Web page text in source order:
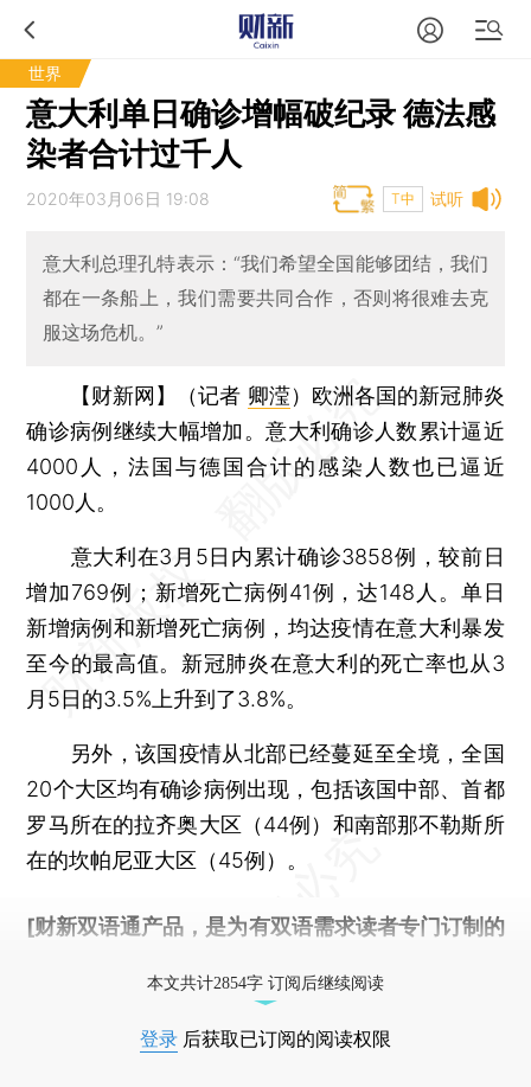
世界
意大利单日确诊增幅破纪录 德法感
染者合计过千人
试听
2020年03月06日 19:08 T中
意大利总理孔特表示：“我们希望全国能够团结，我们
都在一条船上，我们需要共同合作，否则将很难去克
服这场危机。”
【财新网】（记者 卿滢） 欧洲各国的新冠肺炎
确诊病例继续大幅增加。意大利确诊人数累计逼近
4000人，法国与德国合计的感染人数也已逼近
1000人。
意大利在3月5日内累计确诊3858例，较前日
增加769例；新增死亡病例41例，达148人。单日
新增病例和新增死亡病例，均达疫情在意大利暴发
至今的最高值。新冠肺炎在意大利的死亡率也从3
月5日的3.5%上升到了3.8%。
另外，该国疫情从北部已经蔓延至全境，全国
20个大区均有确诊病例出现，包括该国中部、首都
罗马所在的拉齐奥大区（44例）和南部那不勒斯所
在的坎帕尼亚大区（45例）。
[财新双语通产品，是为有双语需求读者专门订制的
本文共计2854字 订阅后继续阅读
登录 后获取已订阅的阅读权限